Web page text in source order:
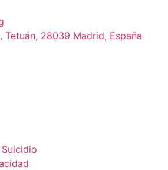
Tetuán, 28039 Madrid, España